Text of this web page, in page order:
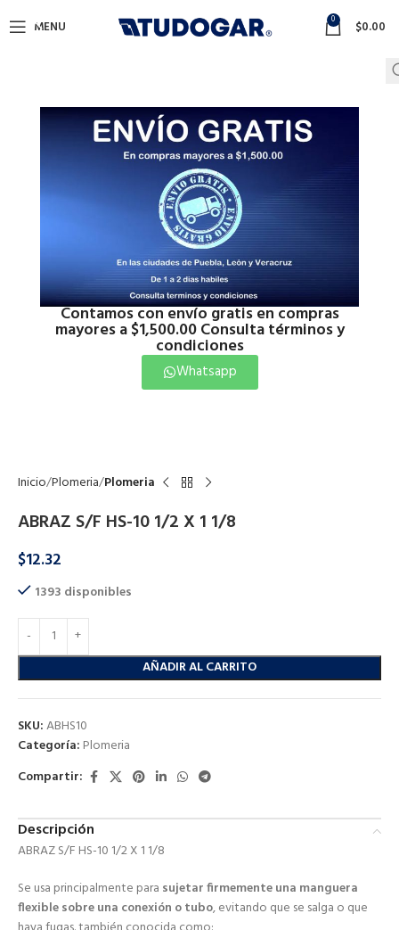
Contamos con envío gratis en compras
mayores a $1,500.00 Consulta términos y
condiciones
Whatsapp
MENU 0 $0.00
Inicio Plomeria Plomeria
ABRAZ S/F HS-10 1/2 X 1 1/8
$12.32
1393 disponibles
AÑADIR AL CARRITO
SKU:ABHS10
Categoría: Plomeria
Compartir:
Descripción
ABRAZ S/F HS-10 1/2 X 1 1/8
Se usa principalmente para sujetar firmemente una manguera
flexible sobre una conexión o tubo, evitando que se salga o que